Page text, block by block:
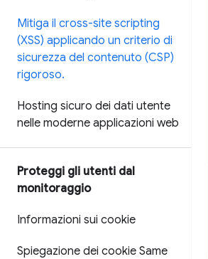
Mitiga il cross-site scripting
(XSS) applicando un criterio di
sicurezza del contenuto (CSP)
rigoroso.
Hosting sicuro dei dati utente
nelle moderne applicazioni web
Proteggi gli utenti dal
monitoraggio
Informazioni sui cookie
Spiegazione dei cookie Same